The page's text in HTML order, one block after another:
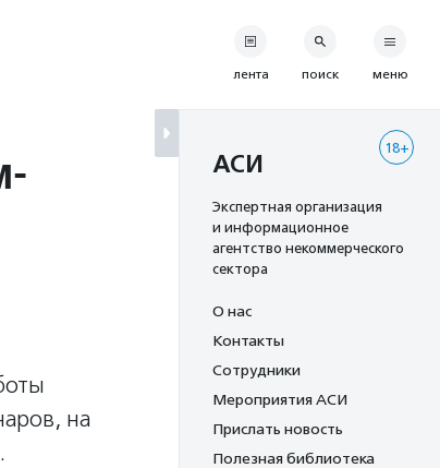
на
лента поиск меню
18+
АСИ
Экспертная организация
и информационное
агентство некоммерческого
сектора
О нас
Контакты
Сотрудники
Мероприятия АСИ
Прислать новость
Полезная библиотека